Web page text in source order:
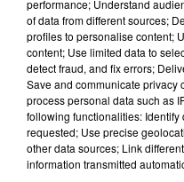
19 décembre 2025 - 2
COUP DE COEUR
POLAR DE
BRESTOISES"
France 2 frappe fort
polar inédit ancré
maritime sombre et
personnages
performance; Understand
of data from different sources;
profiles to personalise content;
content; Use limited data to
detect fraud, and fix errors;
Save and communicate privacy
process personal data such as
following functionalities:
requested; Use precise
other data sources; Link
information transmitted